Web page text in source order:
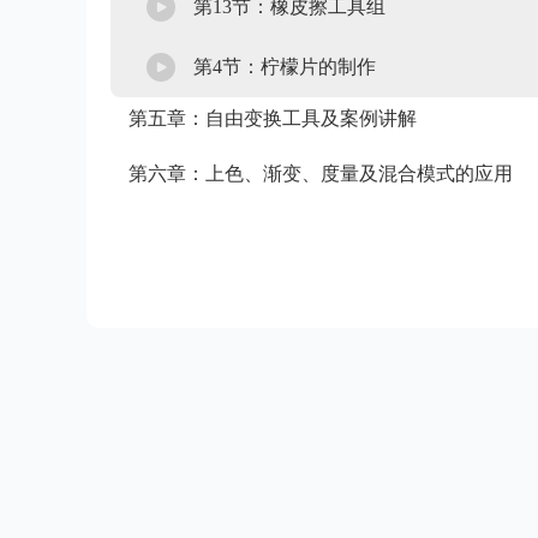
第13节：橡皮擦工具组
第4节：柠檬片的制作
第五章：自由变换工具及案例讲解
第六章：上色、渐变、度量及混合模式的应用